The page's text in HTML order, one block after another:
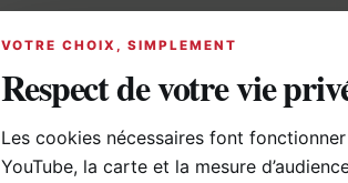
VOTRE CHOIX, SIMPLEMENT
Respect de votre vie
Les cookies nécessaires font
YouTube, la carte et la mesure